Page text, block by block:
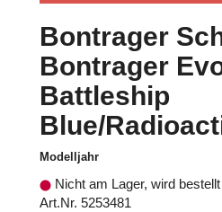
Bontrager
Bontrager
Battleship
Blue/
Modelljahr
Nicht am Lager, wird bestellt
Art.Nr. 5253481